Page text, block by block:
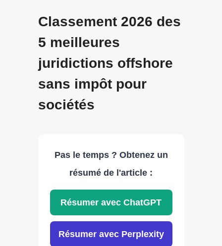
Classement 2026 des
5 meilleures
juridictions offshore
sans impôt pour
sociétés
Pas le temps ? Obtenez un
résumé de l'article :
Résumer avec ChatGPT
Résumer avec Perplexity